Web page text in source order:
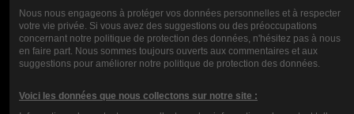
NOTE
COMMENTAIRES (0)
Nous nous engageons à protéger vos données personnelles et à respecter
votre vie privée. Si vous avez des suggestions ou des préoccupations
concernant notre politique de protection des données, n'hésitez pas à nous
en faire part. Nous sommes toujours ouverts aux commentaires et aux
suggestions pour améliorer notre politique de protection des données.
Voici les données que nous collectons sur notre site :